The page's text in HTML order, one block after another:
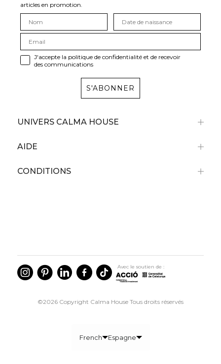
articles en promotion.
J'accepte la politique de confidentialité et de recevoir
des communications
S'ABONNER
UNIVERS CALMA HOUSE
AIDE
CONDITIONS
Avec le soutien de :
©2026 Copyright Calma House Tous droits réservés
French Espagne